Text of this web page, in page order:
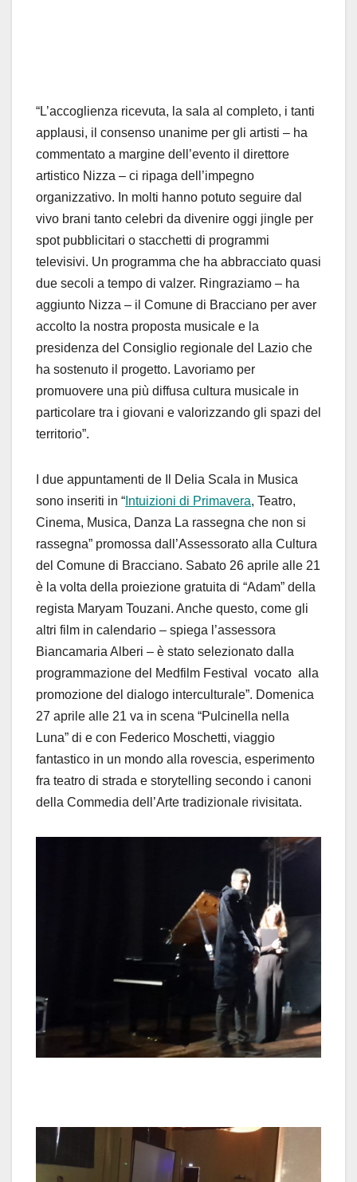
“L’accoglienza ricevuta, la sala al completo, i tanti
applausi, il consenso unanime per gli artisti – ha
commentato a margine dell’evento il direttore
artistico Nizza – ci ripaga dell’impegno
organizzativo. In molti hanno potuto seguire dal
vivo brani tanto celebri da divenire oggi jingle per
spot pubblicitari o stacchetti di programmi
televisivi. Un programma che ha abbracciato quasi
due secoli a tempo di valzer. Ringraziamo – ha
aggiunto Nizza – il Comune di Bracciano per aver
accolto la nostra proposta musicale e la
presidenza del Consiglio regionale del Lazio che
ha sostenuto il progetto. Lavoriamo per
promuovere una più diffusa cultura musicale in
particolare tra i giovani e valorizzando gli spazi del
territorio”.
I due appuntamenti de Il Delia Scala in Musica
sono inseriti in “ Intuizioni di Primavera, Teatro,
Cinema, Musica, Danza La rassegna che non si
rassegna” promossa dall’Assessorato alla Cultura
del Comune di Bracciano. Sabato 26 aprile alle 21
è la volta della proiezione gratuita di “Adam” della
regista Maryam Touzani. Anche questo, come gli
altri film in calendario – spiega l’assessora
Biancamaria Alberi – è stato selezionato dalla
programmazione del Medfilm Festival vocato alla
promozione del dialogo interculturale”. Domenica
27 aprile alle 21 va in scena “Pulcinella nella
Luna” di e con Federico Moschetti, viaggio
fantastico in un mondo alla rovescia, esperimento
fra teatro di strada e storytelling secondo i canoni
della Commedia dell’Arte tradizionale rivisitata.